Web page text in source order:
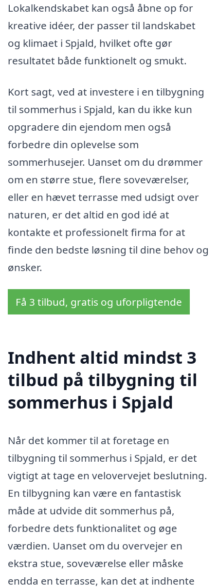
Lokalkendskabet kan også åbne op for
kreative idéer, der passer til landskabet
og klimaet i Spjald, hvilket ofte gør
resultatet både funktionelt og smukt.
Kort sagt, ved at investere i en tilbygning
til sommerhus i Spjald, kan du ikke kun
opgradere din ejendom men også
forbedre din oplevelse som
sommerhusejer. Uanset om du drømmer
om en større stue, flere soveværelser,
eller en hævet terrasse med udsigt over
naturen, er det altid en god idé at
kontakte et professionelt firma for at
finde den bedste løsning til dine behov og
ønsker.
Få 3 tilbud, gratis og uforpligtende
Indhent altid mindst 3
tilbud på tilbygning til
sommerhus i Spjald
Når det kommer til at foretage en
tilbygning til sommerhus i Spjald, er det
vigtigt at tage en velovervejet beslutning.
En tilbygning kan være en fantastisk
måde at udvide dit sommerhus på,
forbedre dets funktionalitet og øge
værdien. Uanset om du overvejer en
ekstra stue, soveværelse eller måske
endda en terrasse, kan det at indhente